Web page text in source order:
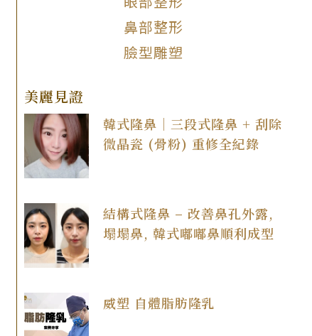
鼻部整形
臉型雕塑
美麗見證
韓式隆鼻｜三段式隆鼻 + 刮除
微晶瓷 (骨粉) 重修全紀錄
結構式隆鼻 – 改善鼻孔外露,
塌塌鼻, 韓式嘟嘟鼻順利成型
威塑 自體脂肪隆乳